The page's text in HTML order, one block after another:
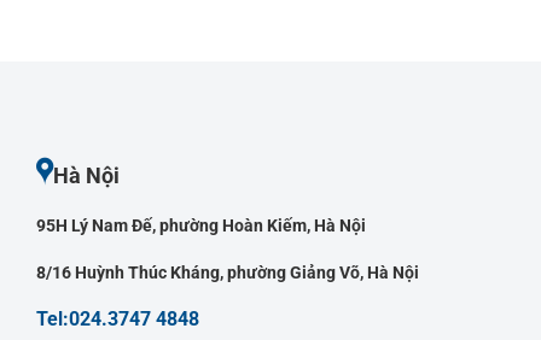
Hà Nội
95H Lý Nam Đế, phường Hoàn Kiếm, Hà Nội
8/16 Huỳnh Thúc Kháng, phường Giảng Võ, Hà Nội
Tel:024.3747 4848